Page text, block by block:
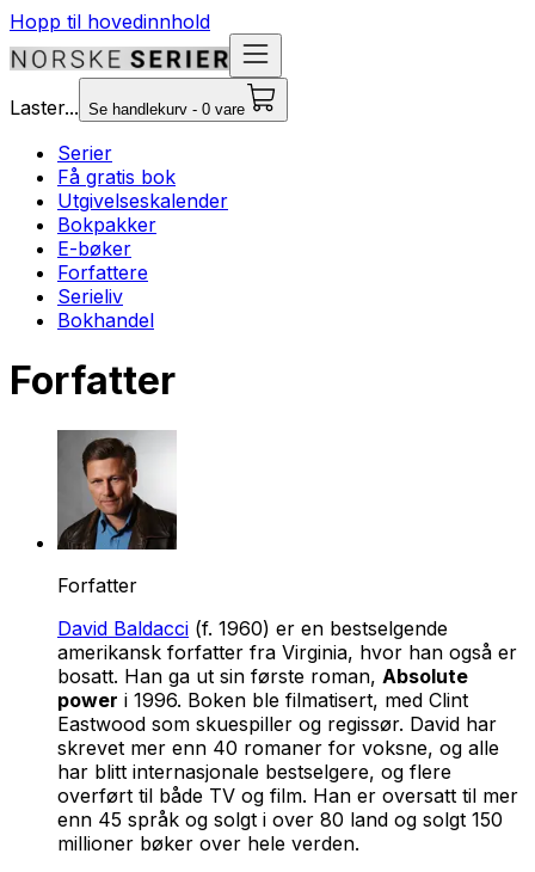
Hopp til hovedinnhold
Laster... Se handlekurv - 0 vare
Serier
Få gratis bok
Utgivelseskalender
Bokpakker
E-bøker
Forfattere
Serieliv
Bokhandel
Forfatter
Forfatter
David Baldacci (f. 1960) er en bestselgende
amerikansk forfatter fra Virginia, hvor han også er
bosatt. Han ga ut sin første roman, Absolute
power i 1996. Boken ble filmatisert, med Clint
Eastwood som skuespiller og regissør. David har
skrevet mer enn 40 romaner for voksne, og alle
har blitt internasjonale bestselgere, og flere
overført til både TV og film. Han er oversatt til mer
enn 45 språk og solgt i over 80 land og solgt 150
millioner bøker over hele verden.